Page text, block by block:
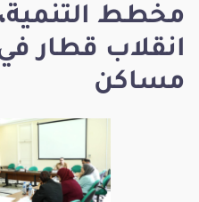
مخطط
انقلاب قطار
مساكن